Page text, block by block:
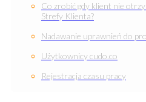
Co zrobić gdy klient nie
Strefy Klienta?
Nadawanie uprawnień do
Użytkownicy cudo.co
Rejestracja czasu pracy